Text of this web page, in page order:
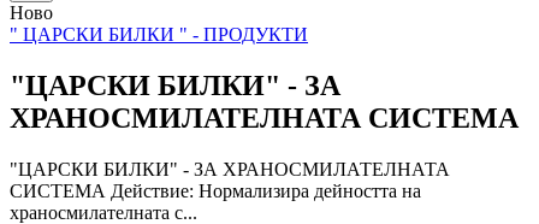
Ново
" ЦАРСКИ БИЛКИ " - ПРОДУКТИ
"ЦАРСКИ БИЛКИ" - ЗА
ХРАНОСМИЛАТЕЛНАТА СИСТЕМА
"ЦАРСКИ БИЛКИ" - ЗА ХРАНОСМИЛАТЕЛНАТА
СИСТЕМА Действие: Нормализира дейността на
храносмилателната с...